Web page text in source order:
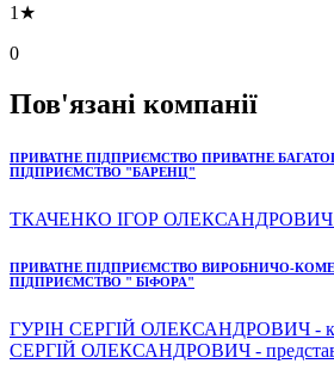
1★
0
Пов'язані компанії
ПРИВАТНЕ ПІДПРИЄМСТВО ПРИВАТНЕ
ПІДПРИЄМСТВО "БАРЕНЦ"
ТКАЧЕНКО ІГОР ОЛЕКСАНДРОВИЧ -
ПРИВАТНЕ ПІДПРИЄМСТВО ВИРОБНИЧО-
ПІДПРИЄМСТВО " БІФОРА"
ГУРІН СЕРГІЙ ОЛЕКСАНДРОВИЧ -
СЕРГІЙ ОЛЕКСАНДРОВИЧ -